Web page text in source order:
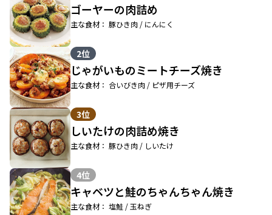
ゴーヤーの肉詰め
主な食材： 豚ひき肉 / にんにく
2位
じゃがいものミートチーズ焼き
主な食材： 合いびき肉 / ピザ用チーズ
3位
しいたけの肉詰め焼き
主な食材： 豚ひき肉 / しいたけ
4位
キャベツと鮭のちゃんちゃん焼き
主な食材： 塩鮭 / 玉ねぎ